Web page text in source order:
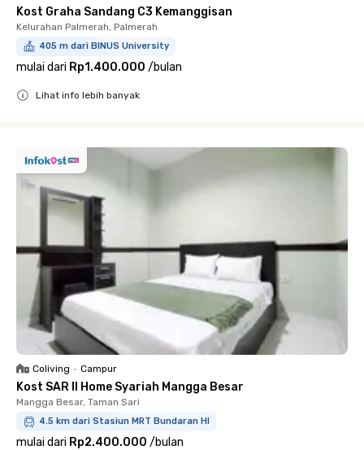
Kost Graha Sandang C3 Kemanggisan
Kelurahan Palmerah, Palmerah
405 m dari BINUS University
mulai dari Rp1.400.000 /bulan
Lihat info lebih banyak
Coliving • Campur
Kost SAR II Home Syariah Mangga Besar
Mangga Besar, Taman Sari
4.5 km dari Stasiun MRT Bundaran HI
mulai dari Rp2.400.000 /bulan